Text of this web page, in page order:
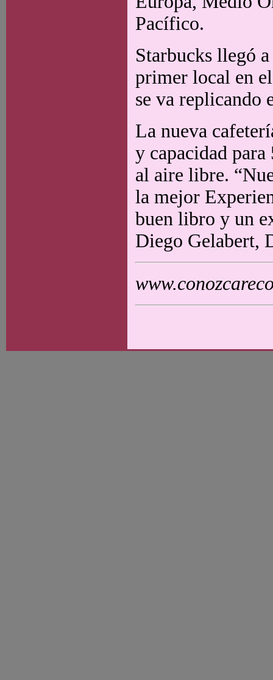
Pacífico.
Starbucks llegó
primer local en
se va replicando
La nueva
y capacidad
al aire libre.
la mejor
buen libro y un
Diego Gelabert,